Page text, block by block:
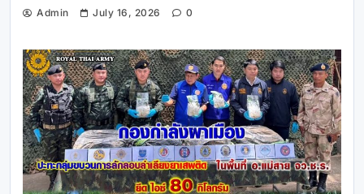
Admin July 16, 2026 0